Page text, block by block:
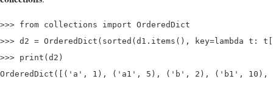
>>> from collections import OrderedDict
>>> d2 = OrderedDict(sorted(d1.items(), key=lambda t:
>>> print(d2)
OrderedDict([('a', 1), ('a1', 5), ('b', 2), ('b1',